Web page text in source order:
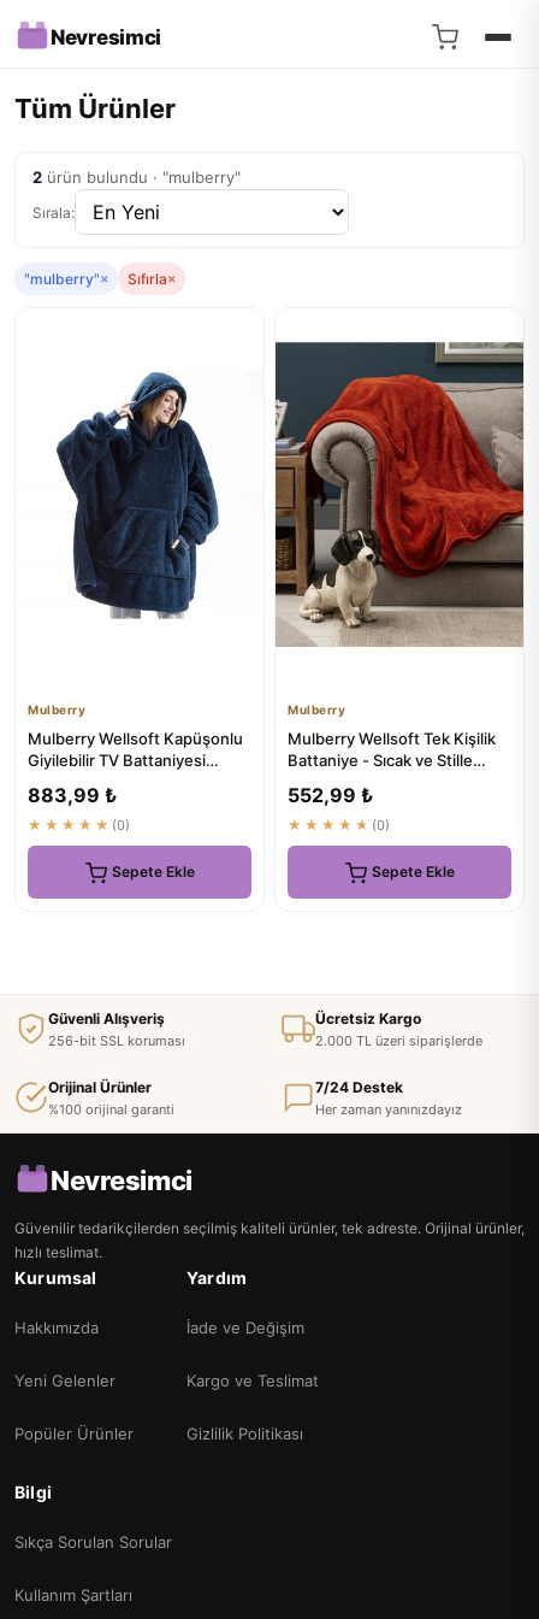
Nevresimci
Tüm Ürünler
2 ürün bulundu · "mulberry"
Sırala:
"mulberry"× Sıfırla×
Mulberry
Mulberry Wellsoft Kapüşonlu
Giyilebilir TV Battaniyesi
883,99 ₺
★★★★★ (0)
Sepete Ekle
Mulberry
Mulberry Wellsoft Tek Kişilik
Battaniye - Sıcak ve Stille
552,99 ₺
★★★★★ (0)
Sepete Ekle
Güvenli Alışveriş
256-bit SSL koruması
Ücretsiz Kargo
2.000 TL üzeri siparişlerde
Orijinal Ürünler
%100 orijinal garanti
7/24 Destek
Her zaman yanınızdayız
Nevresimci
Güvenilir tedarikçilerden seçilmiş kaliteli ürünler, tek adreste. Orijinal ürünler,
hızlı teslimat.
Kurumsal
Hakkımızda
Yeni Gelenler
Popüler Ürünler
Yardım
İade ve Değişim
Kargo ve Teslimat
Gizlilik Politikası
Bilgi
Sıkça Sorulan Sorular
Kullanım Şartları